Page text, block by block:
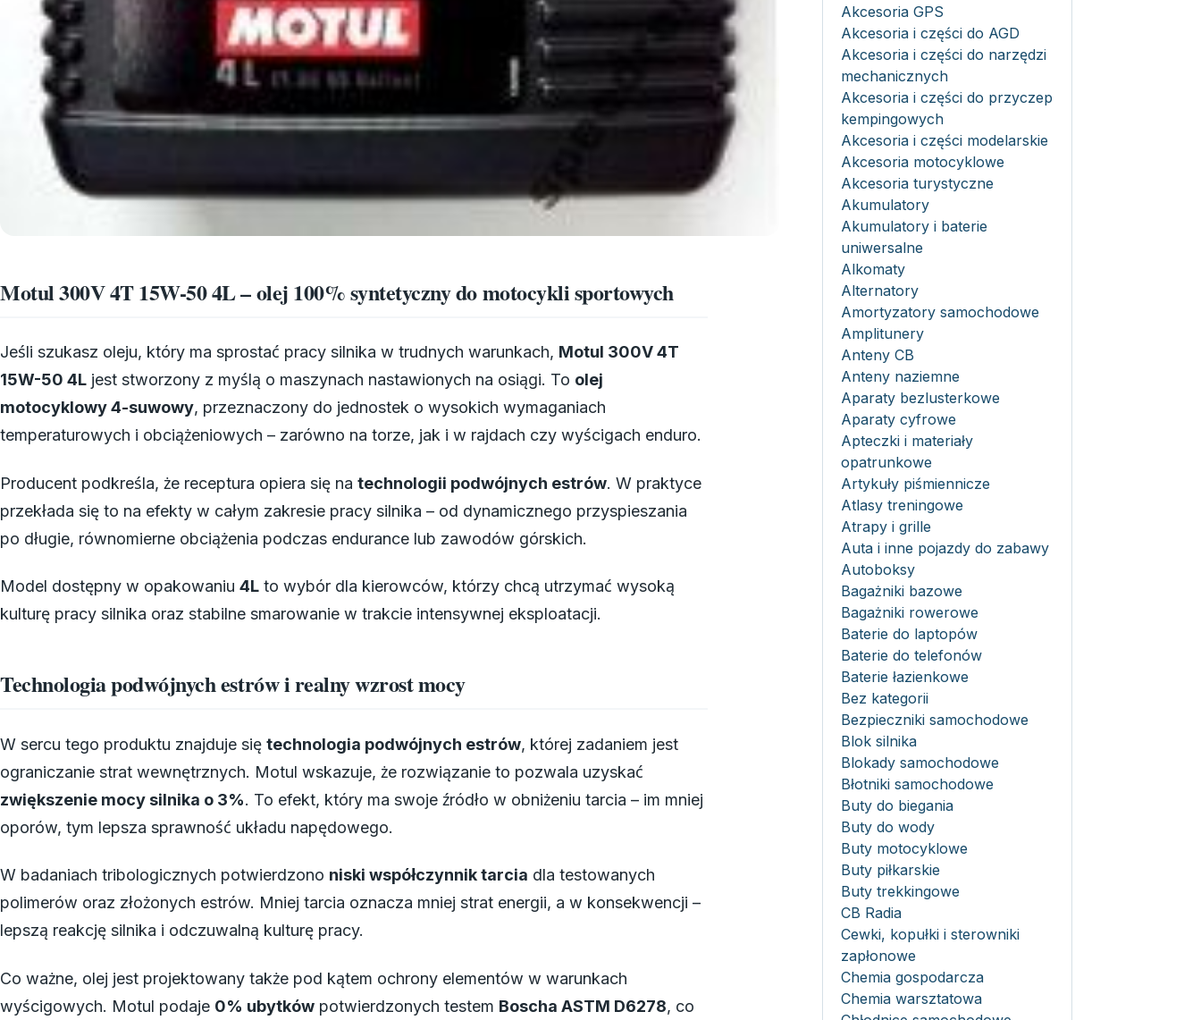
Motul 300V 4T 15W-50 4L – olej 100% syntetyczny do motocykli sportowych
Jeśli szukasz oleju, który ma sprostać pracy silnika w trudnych warunkach, Motul 300V 4T
15W-50 4L jest stworzony z myślą o maszynach nastawionych na osiągi. To olej
motocyklowy 4-suwowy, przeznaczony do jednostek o wysokich wymaganiach
temperaturowych i obciążeniowych – zarówno na torze, jak i w rajdach czy wyścigach enduro.
Producent podkreśla, że receptura opiera się na technologii podwójnych estrów. W praktyce
przekłada się to na efekty w całym zakresie pracy silnika – od dynamicznego przyspieszania
po długie, równomierne obciążenia podczas endurance lub zawodów górskich.
Model dostępny w opakowaniu 4L to wybór dla kierowców, którzy chcą utrzymać wysoką
kulturę pracy silnika oraz stabilne smarowanie w trakcie intensywnej eksploatacji.
Technologia podwójnych estrów i realny wzrost mocy
W sercu tego produktu znajduje się technologia podwójnych estrów, której zadaniem jest
ograniczanie strat wewnętrznych. Motul wskazuje, że rozwiązanie to pozwala uzyskać
zwiększenie mocy silnika o 3%. To efekt, który ma swoje źródło w obniżeniu tarcia – im mniej
oporów, tym lepsza sprawność układu napędowego.
W badaniach tribologicznych potwierdzono niski współczynnik tarcia dla testowanych
polimerów oraz złożonych estrów. Mniej tarcia oznacza mniej strat energii, a w konsekwencji –
lepszą reakcję silnika i odczuwalną kulturę pracy.
Co ważne, olej jest projektowany także pod kątem ochrony elementów w warunkach
wyścigowych. Motul podaje 0% ubytków potwierdzonych testem Boscha ASTM D6278, co
Akcesoria GPS
Akcesoria i części do AGD
Akcesoria i części do narzędzi
mechanicznych
Akcesoria i części do przyczep
kempingowych
Akcesoria i części modelarskie
Akcesoria motocyklowe
Akcesoria turystyczne
Akumulatory
Akumulatory i baterie
uniwersalne
Alkomaty
Alternatory
Amortyzatory samochodowe
Amplitunery
Anteny CB
Anteny naziemne
Aparaty bezlusterkowe
Aparaty cyfrowe
Apteczki i materiały
opatrunkowe
Artykuły piśmiennicze
Atlasy treningowe
Atrapy i grille
Auta i inne pojazdy do zabawy
Autoboksy
Bagażniki bazowe
Bagażniki rowerowe
Baterie do laptopów
Baterie do telefonów
Baterie łazienkowe
Bez kategorii
Bezpieczniki samochodowe
Blok silnika
Blokady samochodowe
Błotniki samochodowe
Buty do biegania
Buty do wody
Buty motocyklowe
Buty piłkarskie
Buty trekkingowe
CB Radia
Cewki, kopułki i sterowniki
zapłonowe
Chemia gospodarcza
Chemia warsztatowa